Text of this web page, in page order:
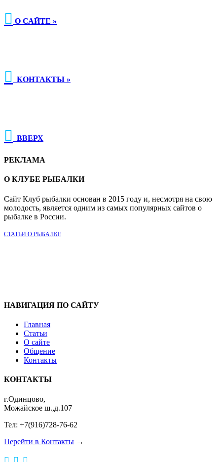
 О САЙТЕ »
 КОНТАКТЫ »
 ВВЕРХ
РЕКЛАМА
О КЛУБЕ РЫБАЛКИ
Сайт Клуб рыбалки основан в 2015 году и, несмотря на свою
молодость, является одним из самых популярных сайтов о
рыбалке в России.
СТАТЬИ О РЫБАЛКЕ
НАВИГАЦИЯ ПО САЙТУ
Главная
Статьи
О сайте
Общение
Контакты
КОНТАКТЫ
г.Одинцово,
Можайское ш.,д.107
Тел: +7(916)728-76-62
Перейти в Контакты →